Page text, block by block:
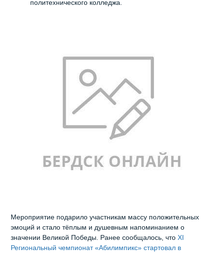
политехнического колледжа.
Мероприятие подарило участникам массу положительных
эмоций и стало тёплым и душевным напоминанием о
значении Великой Победы. Ранее сообщалось, чтоXI
Региональный чемпионат «Абилимпикс» стартовал в